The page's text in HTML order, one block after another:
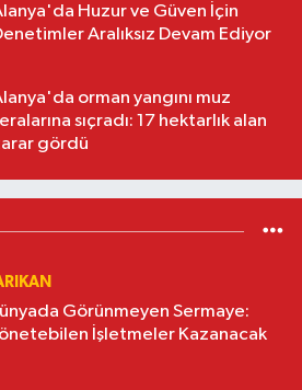
Huzur ve Güven İçin
Aralıksız Devam Ediyor
orman yangını muz
sıçradı: 17 hektarlık alan
gördü
Görünmeyen Sermaye:
İşletmeler Kazanacak